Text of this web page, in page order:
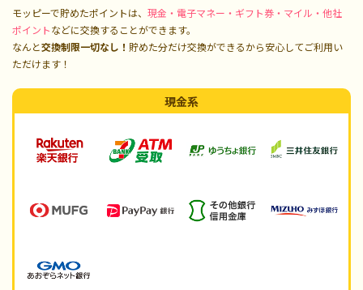
モッピーで貯めたポイントは、 現金・電子マネー・ギフト券・マイル・他社
ポイントなどに交換することができます。
なんと交換制限一切なし！ 貯めた分だけ交換ができるから安心してご利用い
ただけます！
現金系